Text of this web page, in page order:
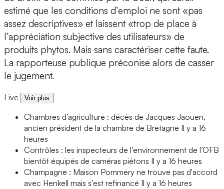
estimé que les conditions d’emploi ne sont «pas
assez descriptives» et laissent «trop de place à
l’appréciation subjective des utilisateurs» de
produits phytos. Mais sans caractériser cette faute.
La rapporteuse publique préconise alors de casser
le jugement.
Live Voir plus
Chambres d’agriculture : décès de Jacques Jaouen,
ancien président de la chambre de Bretagne Il y a 16
heures
Contrôles : les inspecteurs de l’environnement de l’OFB
bientôt équipés de caméras piétons Il y a 16 heures
Champagne : Maison Pommery ne trouve pas d'accord
avec Henkell mais s'est refinancé Il y a 16 heures